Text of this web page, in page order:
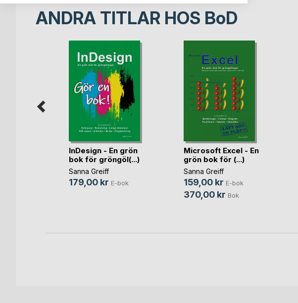
ANDRA TITLAR HOS BoD
InDesign - En grön
bok för gröngöl(...)
Sanna Greiff
179,00 kr E-bok
Microsoft Excel - En
grön bok för (...)
Sanna Greiff
159,00 kr E-bok
370,00 kr Bok